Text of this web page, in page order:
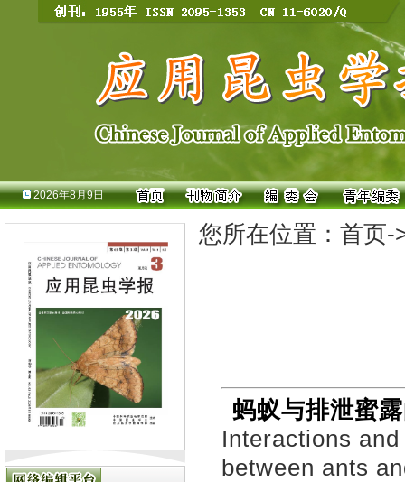
2026年8月9日
您所在位置： 首页-
蚂蚁与排泄蜜
Interactions
between ants